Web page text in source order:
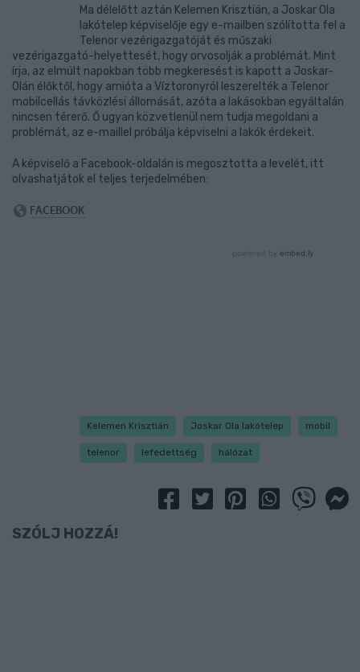
Ma délelőtt aztán Kelemen Krisztián, a Joskar Ola
lakótelep képviselője egy e-mailben szólította fel a
Telenor vezérigazgatóját és műszaki
vezérigazgató-helyettesét, hogy orvosolják a problémát. Mint
írja, az elmúlt napokban több megkeresést is kapott a Joskar-
Olán élőktől, hogy amióta a Víztoronyról leszerelték a Telenor
mobilcellás távközlési állomását, azóta a lakásokban egyáltalán
nincsen térerő. Ő ugyan közvetlenül nem tudja megoldani a
problémát, az e-maillel próbálja képviselni a lakók érdekeit.
A képviselő a Facebook-oldalán is megosztotta a levelét, itt
olvashatjátok el teljes terjedelmében:
Kelemen Krisztián Joskar Ola lakótelep mobil
telenor lefedettség hálózat
SZÓLJ HOZZÁ!